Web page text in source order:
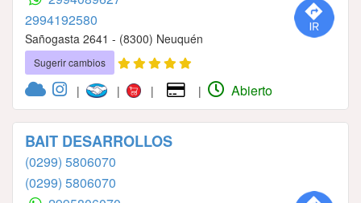
2994192580
Sañogasta 2641 - (8300) Neuquén
Sugerir cambios
| | | | Abierto
BAIT DESARROLLOS
(0299) 5806070
(0299) 5806070